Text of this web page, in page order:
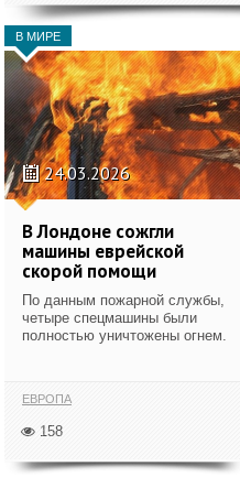
В МИРЕ
24.03.2026
В Лондоне сожгли
машины еврейской
скорой помощи
По данным пожарной службы,
четыре спецмашины были
полностью уничтожены огнем.
ЕВРОПА
158